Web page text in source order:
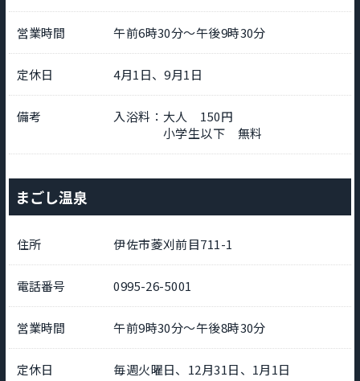
営業時間 午前6時30分～午後9時30分
定休日 4月1日、9月1日
備考
入浴料：大人 150円
小学生以下 無料
まごし温泉
住所 伊佐市菱刈前目711-1
電話番号 0995-26-5001
営業時間 午前9時30分～午後8時30分
定休日 毎週火曜日、12月31日、1月1日